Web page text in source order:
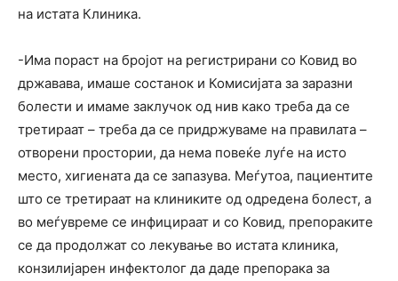
на истата Клиника.
-Има пораст на бројот на регистрирани со Ковид во
државава, имаше состанок и Комисијата за заразни
болести и имаме заклучок од нив како треба да се
третираат – треба да се придржуваме на правилата –
отворени простории, да нема повеќе луѓе на исто
место, хигиената да се запазува. Меѓутоа, пациентите
што се третираат на клиниките од одредена болест, а
во меѓувреме се инфицираат и со Ковид, препораките
се да продолжат со лекување во истата клиника,
конзилијарен инфектолог да даде препорака за